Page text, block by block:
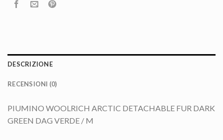
DESCRIZIONE
RECENSIONI (0)
PIUMINO WOOLRICH ARCTIC DETACHABLE FUR DARK
GREEN DAG VERDE / M